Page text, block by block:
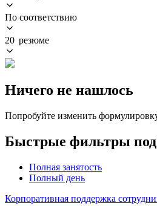
По соответствию
20 резюме
Ничего не нашлось
Попробуйте изменить
Быстрые фильтры
Полная занятость
Полный день
Корпоративная поддержка